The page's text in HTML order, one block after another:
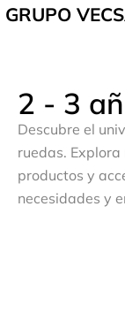
GRUPO
2 - 3
Descubre el
ruedas.
productos y
necesidades y